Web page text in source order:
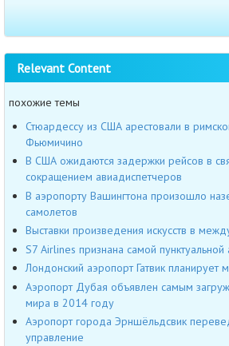
Relevant Content
похожие темы
Стюардессу из США арестовали в
Фьюмичино
В США ожидаются задержки рейсов в
сокращением авиадиспетчеров
В аэропорту Вашингтона произошло
самолетов
Выставки произведения искусств в
S7 Airlines признана самой пунктуальной
Лондонский аэропорт Гатвик планирует
Аэропорт Дубая объявлен самым
мира в 2014 году
Аэропорт города Эрншёльдсвик
управление